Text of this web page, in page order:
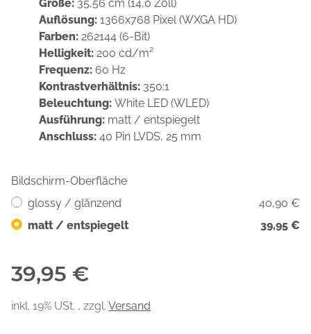
Größe: 35,56 cm (14,0 Zoll)
Auflösung: 1366x768 Pixel (WXGA HD)
Farben: 262144 (6-Bit)
Helligkeit: 200 cd/m²
Frequenz: 60 Hz
Kontrastverhältnis: 350:1
Beleuchtung: White LED (WLED)
Ausführung: matt / entspiegelt
Anschluss: 40 Pin LVDS, 25 mm
Bildschirm-Oberfläche
glossy / glänzend
40,90 €
matt / entspiegelt
39,95 €
39,95 €
inkl. 19% USt. , zzgl. Versand